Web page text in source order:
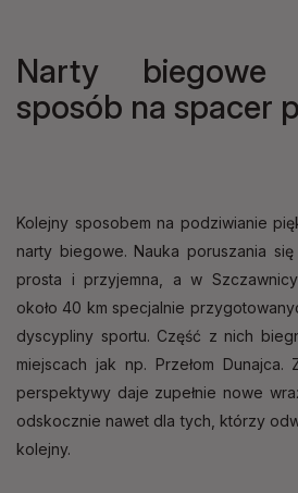
Narty
sposób na spacer
Kolejny sposobem na podziwianie
narty biegowe. Nauka poruszania
prosta i przyjemna, a w
około 40 km specjalnie
dyscypliny sportu. Część z nich
miejscach jak np. Przełom
perspektywy daje zupełnie nowe
odskocznie nawet dla tych, którzy
kolejny.